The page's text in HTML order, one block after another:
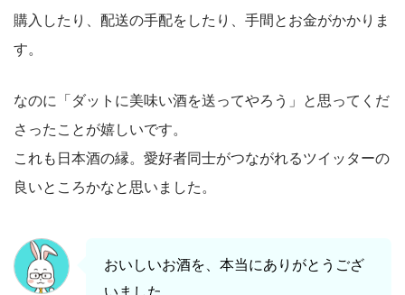
購入したり、配送の手配をしたり、手間とお金がかかりま
す。
なのに「ダットに美味い酒を送ってやろう」と思ってくだ
さったことが嬉しいです。
これも日本酒の縁。愛好者同士がつながれるツイッターの
良いところかなと思いました。
おいしいお酒を、本当にありがとうござ
いました。